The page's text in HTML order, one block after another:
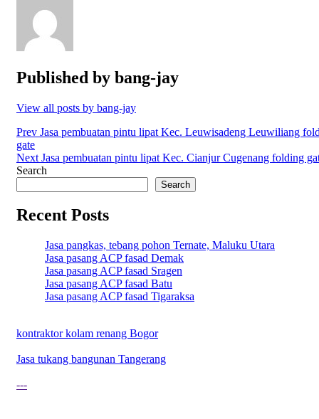
Published by bang-jay
View all posts by bang-jay
Post
navigation
Prev Jasa pembuatan pintu lipat Kec. Leuwisadeng Leuwiliang
gate
Next Jasa pembuatan pintu lipat Kec. Cianjur Cugenang folding
Search
Search
Recent Posts
Jasa pangkas, tebang pohon Ternate, Maluku Utara
Jasa pasang ACP fasad Demak
Jasa pasang ACP fasad Sragen
Jasa pasang ACP fasad Batu
Jasa pasang ACP fasad Tigaraksa
kontraktor kolam renang Bogor
Jasa tukang bangunan Tangerang
---